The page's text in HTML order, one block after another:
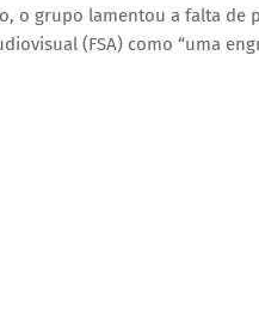
o grupo lamentou a falta
(FSA) como “uma